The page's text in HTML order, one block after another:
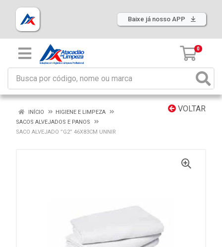
Baixe já nosso APP
0
VOLTAR
INÍCIO
HIGIENE E LIMPEZA
SACOS ALVEJADOS E PANOS
SACO ALVEJADO ”G2” 46X83CM UNNIR